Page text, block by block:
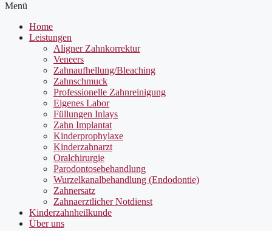
Menü
Home
Leistungen
Aligner Zahnkorrektur
Veneers
Zahnaufhellung/Bleaching
Zahnschmuck
Professionelle Zahnreinigung
Eigenes Labor
Füllungen Inlays
Zahn Implantat
Kinderprophylaxe
Kinderzahnarzt
Oralchirurgie
Parodontosebehandlung
Wurzelkanalbehandlung (Endodontie)
Zahnersatz
Zahnaerztlicher Notdienst
Kinderzahnheilkunde
Über uns